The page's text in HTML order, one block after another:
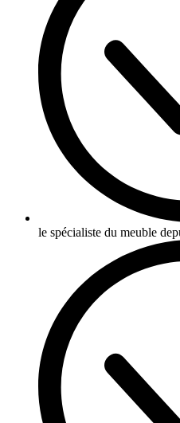
le spécialiste du meuble